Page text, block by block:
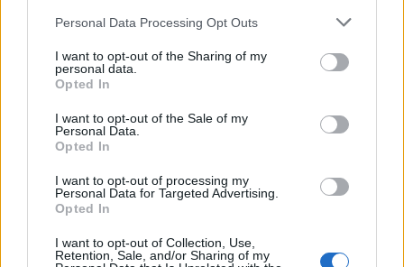
Please note that this website/app uses one or more Google
not limited to your visit or usage behaviour. You may click to
grant or deny consent to Google and its third-party tags to
use your data for below specified purposes in below Google
consent section.
Personal Data Processing Opt Outs
I want to opt-out of the Sharing of my
personal data.
Opted In
I want to opt-out of the Sale of my
Personal Data.
Opted In
I want to opt-out of processing my
Personal Data for Targeted Advertising.
Opted In
I want to opt-out of Collection, Use,
Retention, Sale, and/or Sharing of my
diákok a saját tárgyaikat is bevitték, ismerőseiket is
mozgósították, sőt, akadt köztük egy műgyűjtő is, aki
számos különleges darabbal gazdagította a kiállítást.
Augusztusban háromnapos tábort tartottak, ahol még
intenzívebb munka folyt. Tanultak kiállításrendezést Kemény